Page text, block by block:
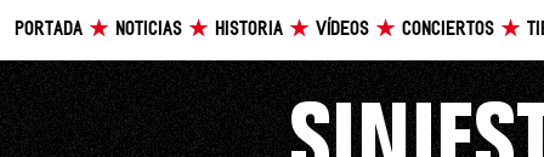
PORTADA NOTICIAS HISTORIA VÍDEOS CONCIERTOS